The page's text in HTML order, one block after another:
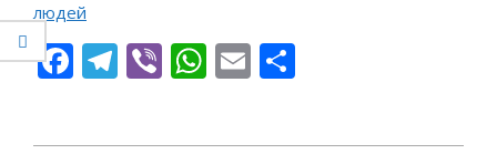
людей
Facebook
Telegram
ViberWhatsApp
Email